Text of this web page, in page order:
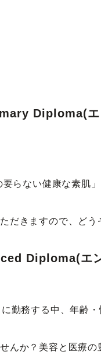
Diploma(エ
らない健康な素肌
だきますので、どう
Diploma(エ
勤務する中、年齢
んか？美容と医療